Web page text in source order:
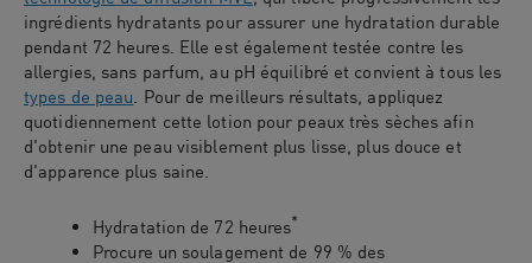
ingrédients hydratants pour assurer une hydratation durable
pendant 72 heures. Elle est également testée contre les
allergies, sans parfum, au pH équilibré et convient à tous les
types de peau . Pour de meilleurs résultats, appliquez
quotidiennement cette lotion pour peaux très sèches afin
d'obtenir une peau visiblement plus lisse, plus douce et
d'apparence plus saine.
Hydratation de 72 heures*
Procure un soulagement de 99 % des